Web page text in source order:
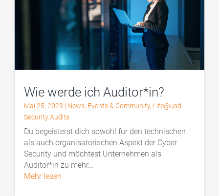
Wie werde ich Auditor*in?
Mai 25, 2023 | News, Events & Community, Life@usd,
Security Audits
Du begeisterst dich sowohl für den technischen
als auch organisatorischen Aspekt der Cyber
Security und möchtest Unternehmen als
Auditor*in zu mehr...
mehr lesen